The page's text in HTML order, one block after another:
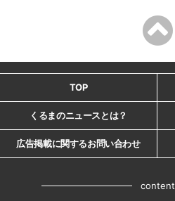
TOP
くるまのニュースとは？
広告掲載に関するお問い合わせ
content